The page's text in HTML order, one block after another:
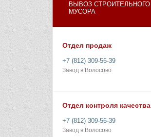
ВЫВОЗ СТРОИТЕЛЬНОГО
МУСОРА
Отдел продаж
+7 (812) 309-56-39
Завод в Волосово
Отдел контроля качества
+7 (812) 309-56-39
Завод в Волосово